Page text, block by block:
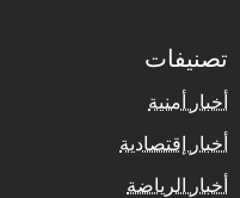
تصنيفات
أخبار أمنية
أخبار إقتصادية
أخبار الرياضة